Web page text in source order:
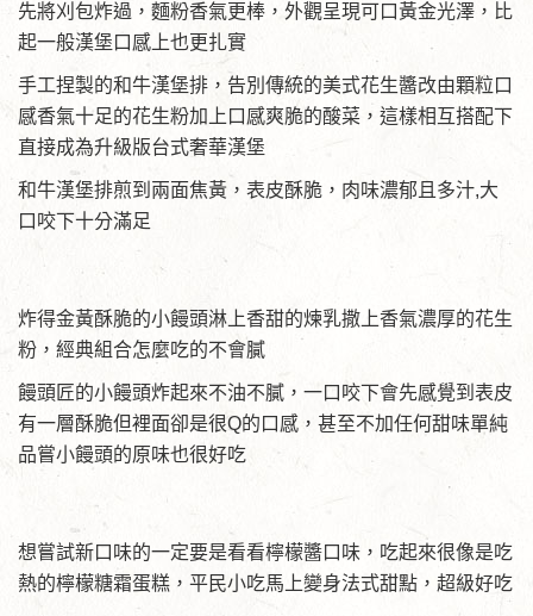
先將刈包炸過，麵粉香氣更棒，外觀呈現可口黃金光澤，比
起一般漢堡口感上也更扎實
手工捏製的和牛漢堡排，告別傳統的美式花生醬改由顆粒口
感香氣十足的花生粉加上口感爽脆的酸菜，這樣相互搭配下
直接成為升級版台式奢華漢堡
和牛漢堡排煎到兩面焦黃，表皮酥脆，肉味濃郁且多汁,大
口咬下十分滿足
炸得金黃酥脆的小饅頭淋上香甜的煉乳撒上香氣濃厚的花生
粉，經典組合怎麼吃的不會膩
饅頭匠的小饅頭炸起來不油不膩，一口咬下會先感覺到表皮
有一層酥脆但裡面卻是很Q的口感，甚至不加任何甜味單純
品嘗小饅頭的原味也很好吃
想嘗試新口味的一定要是看看檸檬醬口味，吃起來很像是吃
熱的檸檬糖霜蛋糕，平民小吃馬上變身法式甜點，超級好吃